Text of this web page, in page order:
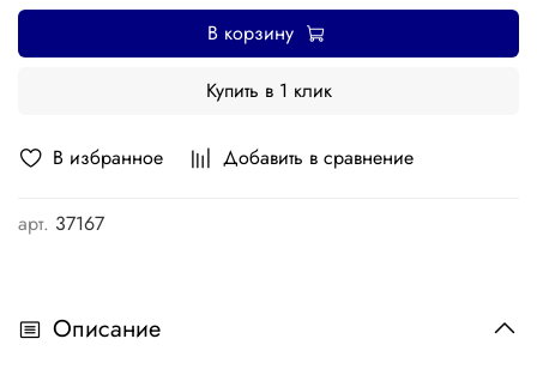
В избранное Добавить в сравнение
арт. 37167
В корзину
Купить в 1 клик
Описание